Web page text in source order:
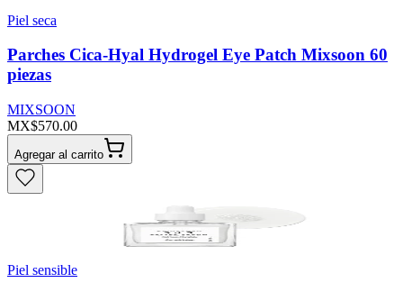
Piel seca
Parches Cica-Hyal Hydrogel Eye Patch Mixsoon 60
piezas
MIXSOON
MX$570.00
Agregar al carrito
Piel sensible